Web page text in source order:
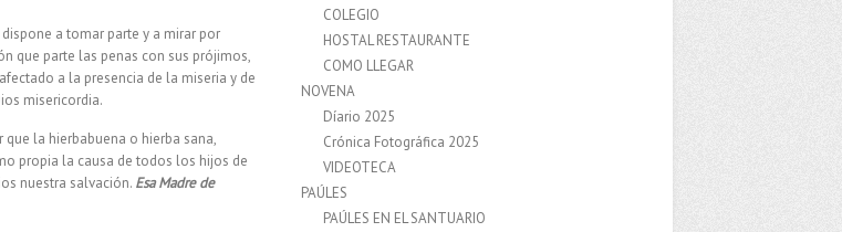
a tomar parte y a mirar por
que parte las penas con sus prójimos,
a la presencia de la miseria y de
misericordia.
la hierbabuena o hierba sana,
propia la causa de todos los hijos de
nuestra salvación. Esa Madre de
COLEGIO
HOSTAL RESTAURANTE
COMO LLEGAR
NOVENA
Díario 2025
Crónica Fotográfica 2025
VIDEOTECA
PAÚLES
PAÚLES EN EL SANTUARIO